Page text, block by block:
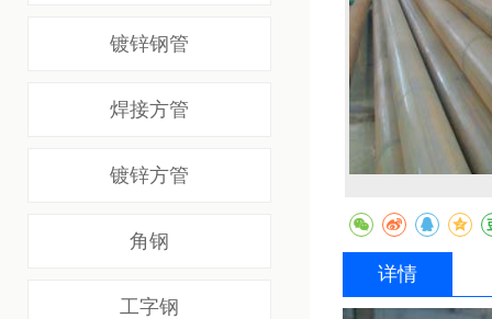
镀锌钢管
焊接方管
镀锌方管
角钢
工字钢
详情